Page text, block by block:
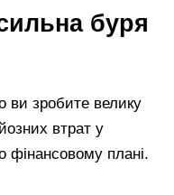
буря
ви зробите велику
втрат у
фінансовому плані.